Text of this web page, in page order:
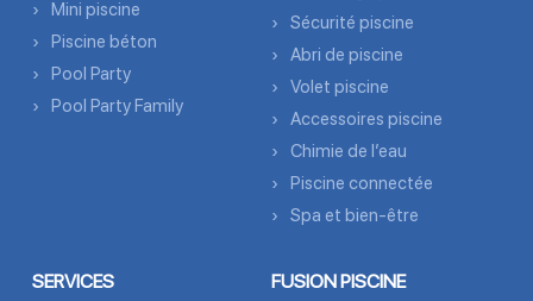
Mini piscine
Piscine béton
Pool Party
Pool Party Family
Sécurité piscine
Abri de piscine
Volet piscine
Accessoires piscine
Chimie de l’eau
Piscine connectée
Spa et bien-être
SERVICES FUSION PISCINE